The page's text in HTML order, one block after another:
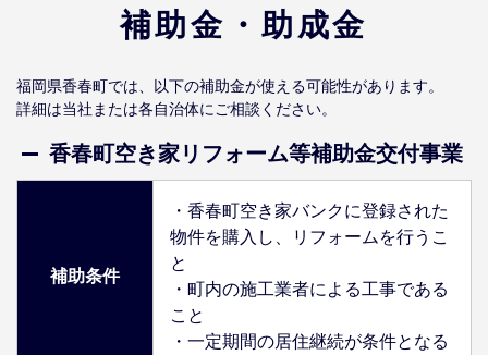
補助金・助成金
福岡県香春町では、以下の補助金が使える可能性があります。
詳細は当社または各自治体にご相談ください。
香春町空き家リフォーム等補助金交付事業
補助条件
・香春町空き家バンクに登録された
物件を購入し、リフォームを行うこ
と
・町内の施工業者による工事である
こと
・一定期間の居住継続が条件となる